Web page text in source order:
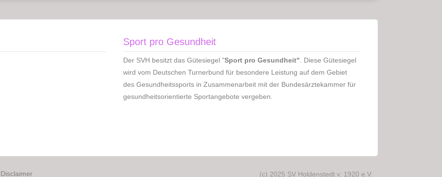
Sport pro Gesundheit
Der SVH besitzt das Gütesiegel "Sport pro Gesundheit" . Diese Gütesiegel
wird vom Deutschen Turnerbund für besondere Leistung auf dem Gebiet
des Gesundheitssports in Zusammenarbeit mit der Bundesärztekammer für
gesundheitsorientierte Sportangebote vergeben.
Disclaimer (c) 2025 SV Holdenstedt v. 1920 e.V.